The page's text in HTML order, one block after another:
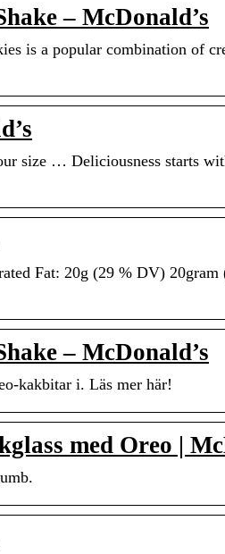
– McDonald’s
is a popular combination of
size … Deliciousness starts
Fat: 20g (29 % DV)
– McDonald’s
kakbitar i. Läs mer här!
med Oreo |